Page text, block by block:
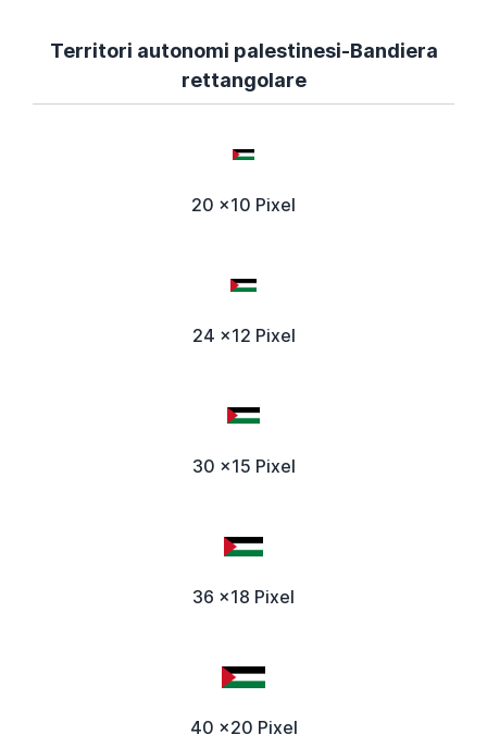
Territori autonomi palestinesi-Bandiera
rettangolare
20 x10 Pixel
24 x12 Pixel
30 x15 Pixel
36 x18 Pixel
40 x20 Pixel